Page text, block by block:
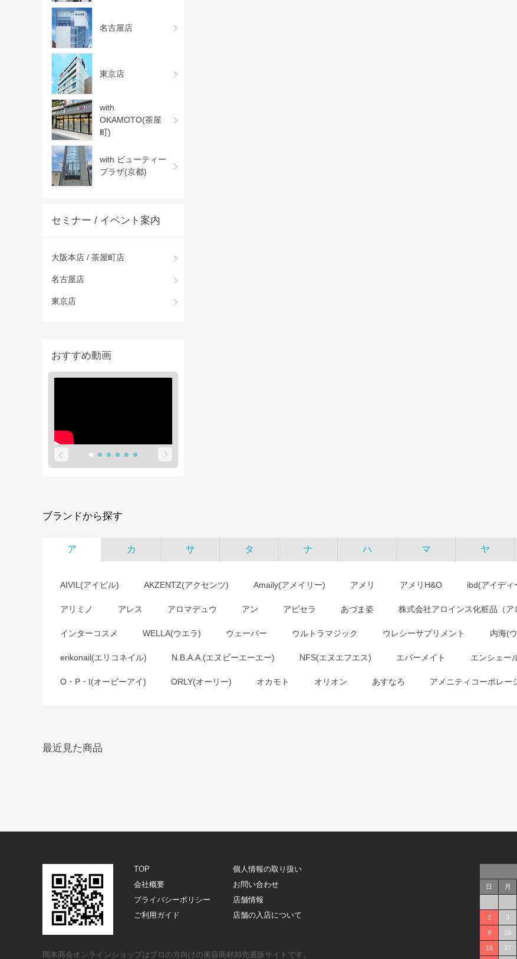
名古屋店
東京店
with
OKAMOTO(茶屋
町)
with ビューティー
プラザ(京都)
セミナー / イベント案内
大阪本店 / 茶屋町店
名古屋店
東京店
おすすめ動画
ブランドから探す
ア カ サ タ ナ ハ マ ヤ
AIVIL(アイビル) AKZENTZ(アクセンツ) Amaily(アメイリー) アメリ アメリH&O ibd(アイディ
アリミノ アレス アロマデュウ アン アピセラ あづま姿 株式会社アロインス化粧品（ア
インターコスメ WELLA(ウエラ) ウェーバー ウルトラマジック ウレシーサプリメント 内海(
erikonail(エリコネイル) N.B.A.A.(エヌビーエーエー) NFS(エヌエフエス) エバーメイト エンシェー
O・P・I(オーピーアイ) ORLY(オーリー) オカモト オリオン あすなろ アメニティコーポレー
最近見た商品
TOP
個人情報の取り扱い
会社概要
お問い合わせ
プライバシーポリシー
店舗情報
ご利用ガイド
店舗の入店について
岡本商会オンラインショップはプロの方向けの美容商材卸売通販サイトです。
日 月
2 3
9 10
16 17